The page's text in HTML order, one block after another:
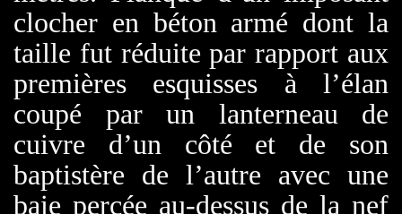
clocher en béton armé dont la
taille fut réduite par rapport aux
premières esquisses à l’élan
coupé par un lanterneau de
cuivre d’un côté et de son
baptistère de l’autre avec une
baie percée au-dessus de la nef